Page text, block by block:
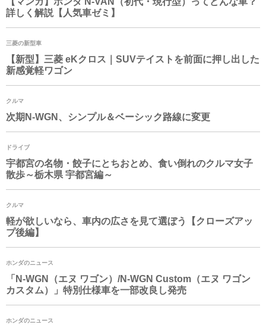
詳しく解説【人気車ゼミ】
三菱の新型車
【新型】三菱 eKクロス｜SUVテイストを前面に押し出した
新感覚軽ワゴン
クルマ
次期 N-WGN 、シンプル＆ベーシック路線に変更
ドライブ
宇都宮の名物・餃子にとちおとめ、食い倒れのクルマ女子
散歩～栃木県 宇都宮編～
クルマ
軽が欲しいなら、車内の広さを見て選ぼう【クローズアッ
プ後編】
ホンダのニュース
「 N-WGN （エヌ ワゴン）/N-WGN Custom（エヌ ワゴン
カスタム）」特別仕様車を一部改良し発売
ホンダのニュース